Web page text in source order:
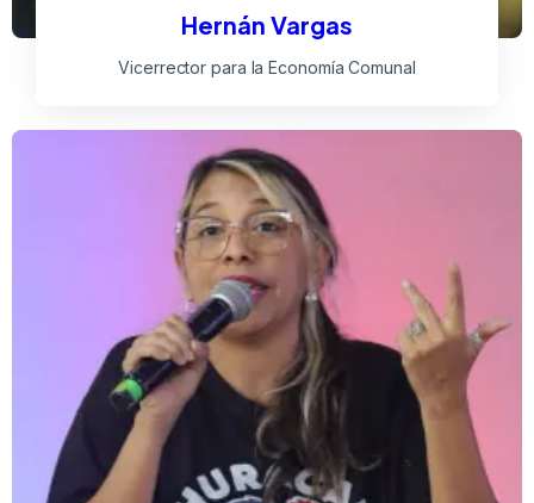
Hernán Vargas
Vicerrector para la Economía Comunal